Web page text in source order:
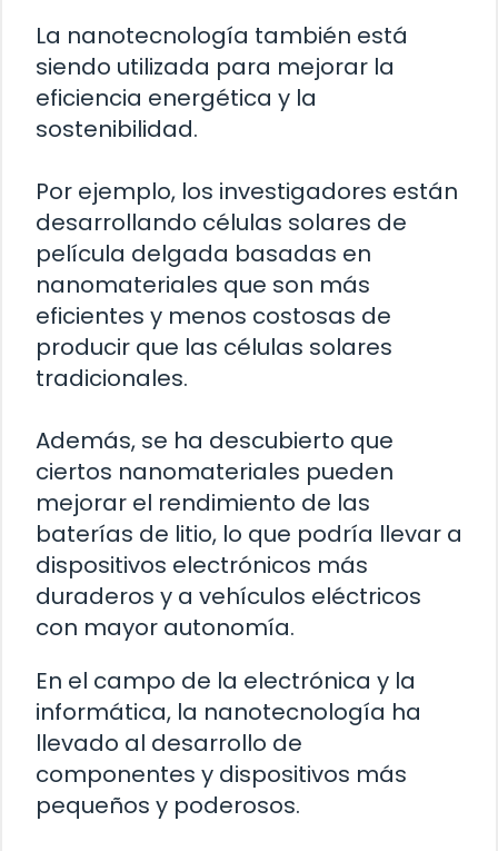
La nanotecnología también está
siendo utilizada para mejorar la
eficiencia energética y la
sostenibilidad.
Por ejemplo, los investigadores están
desarrollando células solares de
película delgada basadas en
nanomateriales que son más
eficientes y menos costosas de
producir que las células solares
tradicionales.
Además, se ha descubierto que
ciertos nanomateriales pueden
mejorar el rendimiento de las
baterías de litio, lo que podría llevar a
dispositivos electrónicos más
duraderos y a vehículos eléctricos
con mayor autonomía.
En el campo de la electrónica y la
informática, la nanotecnología ha
llevado al desarrollo de
componentes y dispositivos más
pequeños y poderosos.